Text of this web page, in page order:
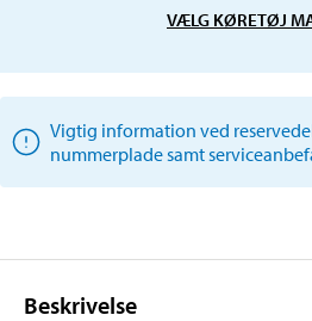
VÆLG KØRETØJ
Vigtig information ved
nummerplade samt
Beskrivelse